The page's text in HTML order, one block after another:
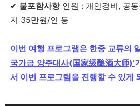
✔ 불포함사항인원 : 개인경비, 공
지 35만원/인 등
이번 여행 프로그램은 한중 교류의
국가급 양주대사(国家级酿酒大师)’
서 이번 프로그램을 진행할 수 있게